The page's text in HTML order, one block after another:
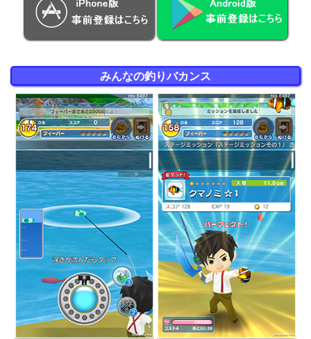
みんなの釣りバカンス